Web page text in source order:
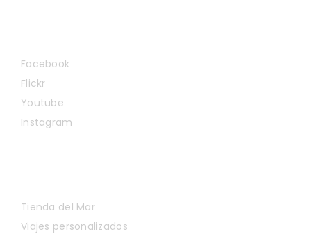
Facebook
Flickr
Youtube
Instagram
Tienda del Mar
Viajes personalizados